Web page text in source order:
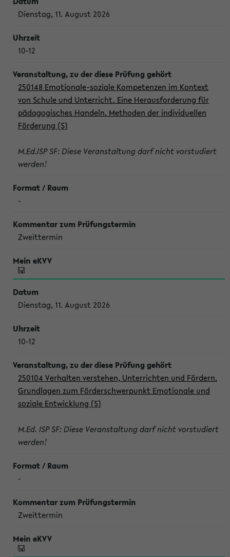
Dienstag, 11. August 2026
10-12
250148 Emotionale-soziale Kompetenzen im Kontext
von Schule und Unterricht. Eine Herausforderung für
pädagogisches Handeln. Methoden der individuellen
Förderung (S)
M.Ed.ISP SF: Diese Veranstaltung darf nicht vorstudiert
werden!
-
Zweittermin
Dienstag, 11. August 2026
10-12
250104 Verhalten verstehen, Unterrichten und Fördern.
Grundlagen zum Förderschwerpunkt Emotionale und
soziale Entwicklung (S)
M.Ed. ISP SF: Diese Veranstaltung darf nicht vorstudiert
werden!
-
Zweittermin